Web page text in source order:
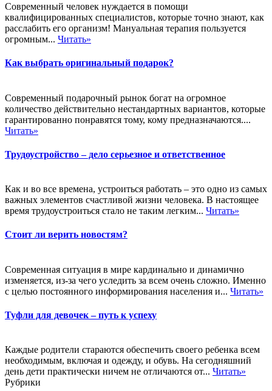
Современный человек нуждается в помощи
квалифицированных специалистов, которые точно знают, как
расслабить его организм! Мануальная терапия пользуется
огромным... Читать»
Как выбрать оригинальный подарок?
Современный подарочный рынок богат на огромное
количество действительно нестандартных вариантов, которые
гарантированно понравятся тому, кому предназначаются....
Читать»
Трудоустройство – дело серьезное и ответственное
Как и во все времена, устроиться работать – это одно из самых
важных элементов счастливой жизни человека. В настоящее
время трудоустроиться стало не таким легким... Читать»
Стоит ли верить новостям?
Современная ситуация в мире кардинально и динамично
изменяется, из-за чего уследить за всем очень сложно. Именно
с целью постоянного информирования населения и... Читать»
Туфли для девочек – путь к успеху
Каждые родители стараются обеспечить своего ребенка всем
необходимым, включая и одежду, и обувь. На сегодняшний
день дети практически ничем не отличаются от... Читать»
Рубрики